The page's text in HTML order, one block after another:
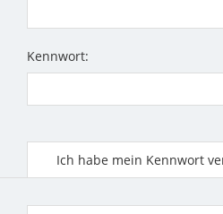
Kennwort:
Ich habe mein Kennwort